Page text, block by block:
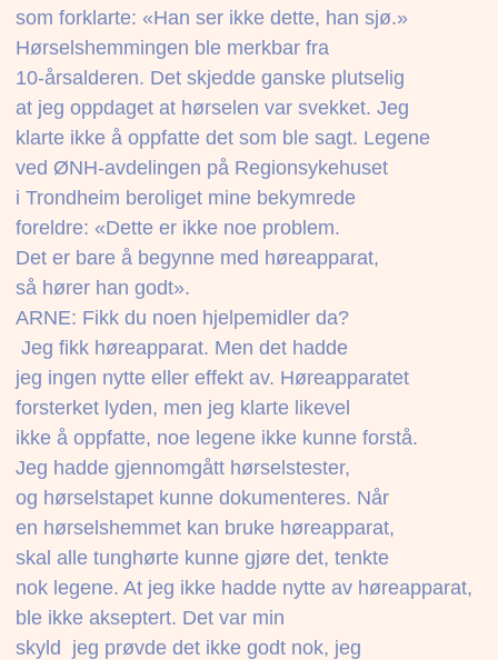
som forklarte: «Han ser ikke dette, han sjø.»
Hørselshemmingen ble merkbar fra
10-årsalderen. Det skjedde ganske plutselig
at jeg oppdaget at hørselen var svekket. Jeg
klarte ikke å oppfatte det som ble sagt. Legene
ved ØNH-avdelingen på Regionsykehuset
i Trondheim beroliget mine bekymrede
foreldre: «Dette er ikke noe problem.
Det er bare å begynne med høreapparat,
så hører han godt».
ARNE: Fikk du noen hjelpemidler da?
 Jeg fikk høreapparat. Men det hadde
jeg ingen nytte eller effekt av. Høreapparatet
forsterket lyden, men jeg klarte likevel
ikke å oppfatte, noe legene ikke kunne forstå.
Jeg hadde gjennomgått hørselstester,
og hørselstapet kunne dokumenteres. Når
en hørselshemmet kan bruke høreapparat,
skal alle tunghørte kunne gjøre det, tenkte
nok legene. At jeg ikke hadde nytte av høreapparat,
ble ikke akseptert. Det var min
skyld  jeg prøvde det ikke godt nok, jeg